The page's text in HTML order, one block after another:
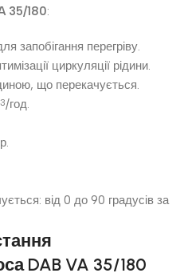
35/180:
запобігання перегріву.
циркуляції рідини.
що перекачується.
3/год.
від 0 до 90 градусів за
DAB VA 35/180